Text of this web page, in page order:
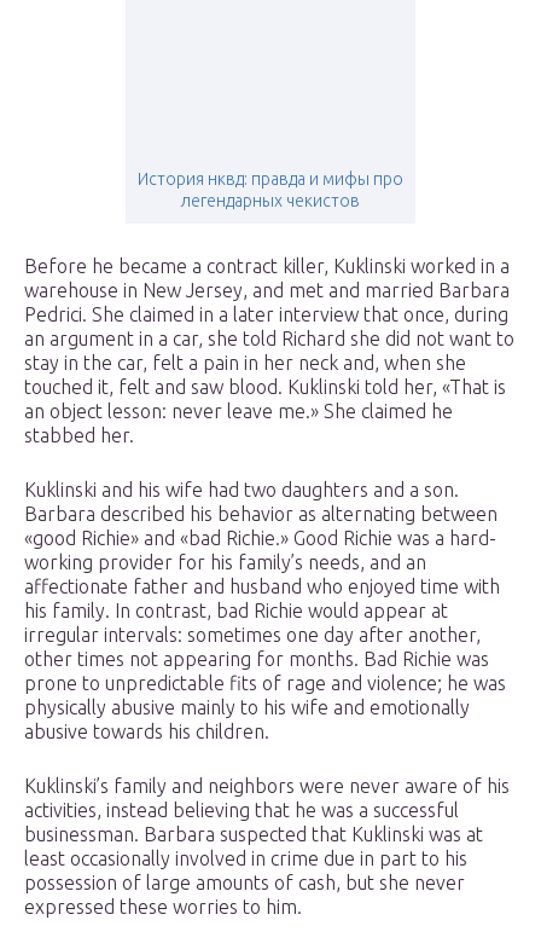
История нквд: правда и мифы про
легендарных чекистов
Before he became a contract killer, Kuklinski worked in a
warehouse in New Jersey, and met and married Barbara
Pedrici. She claimed in a later interview that once, during
an argument in a car, she told Richard she did not want to
stay in the car, felt a pain in her neck and, when she
touched it, felt and saw blood. Kuklinski told her, «That is
an object lesson: never leave me.» She claimed he
stabbed her.
Kuklinski and his wife had two daughters and a son.
Barbara described his behavior as alternating between
«good Richie» and «bad Richie.» Good Richie was a hard-
working provider for his family’s needs, and an
affectionate father and husband who enjoyed time with
his family. In contrast, bad Richie would appear at
irregular intervals: sometimes one day after another,
other times not appearing for months. Bad Richie was
prone to unpredictable fits of rage and violence; he was
physically abusive mainly to his wife and emotionally
abusive towards his children.
Kuklinski’s family and neighbors were never aware of his
activities, instead believing that he was a successful
businessman. Barbara suspected that Kuklinski was at
least occasionally involved in crime due in part to his
possession of large amounts of cash, but she never
expressed these worries to him.